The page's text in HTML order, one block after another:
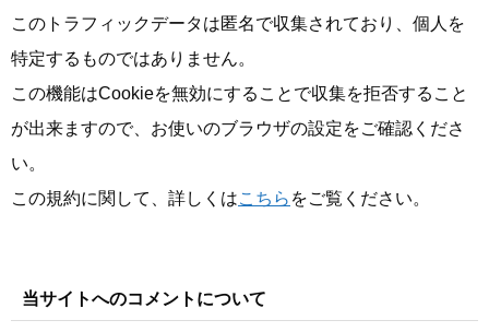
このトラフィックデータは匿名で収集されており、個人を
特定するものではありません。
この機能はCookieを無効にすることで収集を拒否すること
が出来ますので、お使いのブラウザの設定をご確認くださ
い。
この規約に関して、詳しくはこちら をご覧ください。
当サイトへのコメントについて